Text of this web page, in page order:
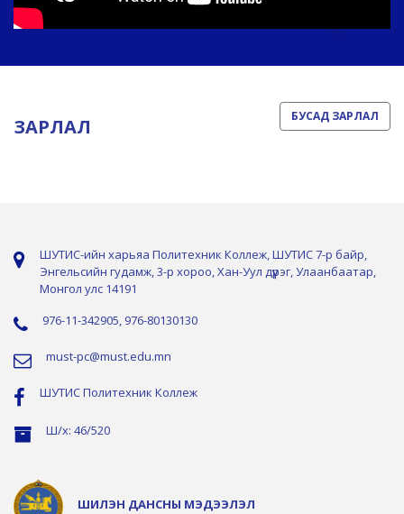
ЗАРЛАЛ БУСАД ЗАРЛАЛ
ШУТИС-ийн харьяа Политехник Коллеж, ШУТИС 7-р байр,
Энгельсийн гудамж, 3-р хороо, Хан-Уул дүүрэг, Улаанбаатар,
Монгол улс 14191
976-11-342905, 976-80130130
must-pc@must.edu.mn
ШУТИС Политехник Коллеж
Ш/х: 46/520
ШИЛЭН ДАНСНЫ МЭДЭЭЛЭЛ